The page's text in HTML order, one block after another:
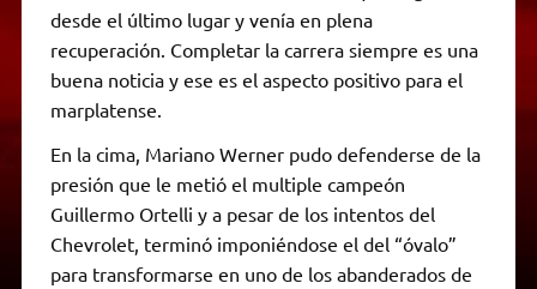
desde el último lugar y venía en plena
recuperación. Completar la carrera siempre es una
buena noticia y ese es el aspecto positivo para el
marplatense.
En la cima, Mariano Werner pudo defenderse de la
presión que le metió el multiple campeón
Guillermo Ortelli y a pesar de los intentos del
Chevrolet, terminó imponiéndose el del “óvalo”
para transformarse en uno de los abanderados de